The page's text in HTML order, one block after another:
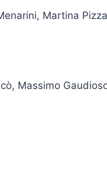
Martina
Massimo